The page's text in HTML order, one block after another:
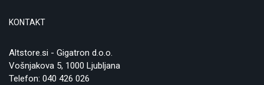
KONTAKT
Altstore.si - Gigatron d.o.o.
Vošnjakova 5, 1000 Ljubljana
Telefon: 040 426 026